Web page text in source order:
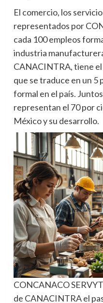
El comercio, los
representados por
cada 100 empleos
industria
CANACINTRA, tiene
que se traduce en un 5
formal en el país.
representan el 70 por
México y su desarrollo.
CONCANACO
de CANACINTRA el